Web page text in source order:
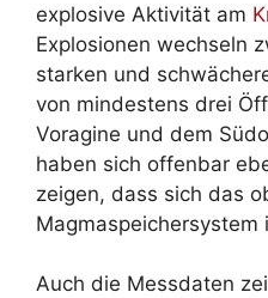
explosive Aktivität am
Explosionen wechseln
starken und
von mindestens drei
Voragine und dem
haben sich offenbar
zeigen, dass sich das
Auch die Messdaten